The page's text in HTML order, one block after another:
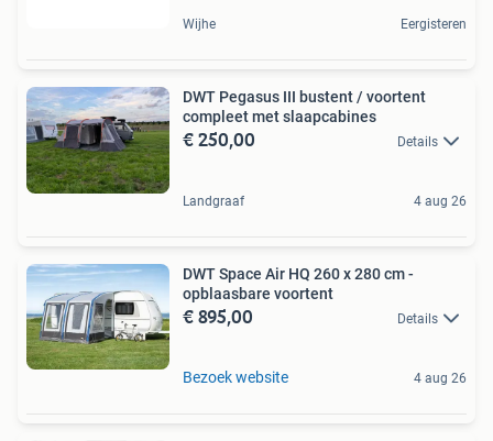
Wijhe Eergisteren
DWT Pegasus III bustent / voortent
compleet met slaapcabines
€ 250,00 Details
Landgraaf 4 aug 26
DWT Space Air HQ 260 x 280 cm -
opblaasbare voortent
€ 895,00 Details
Bezoek website 4 aug 26